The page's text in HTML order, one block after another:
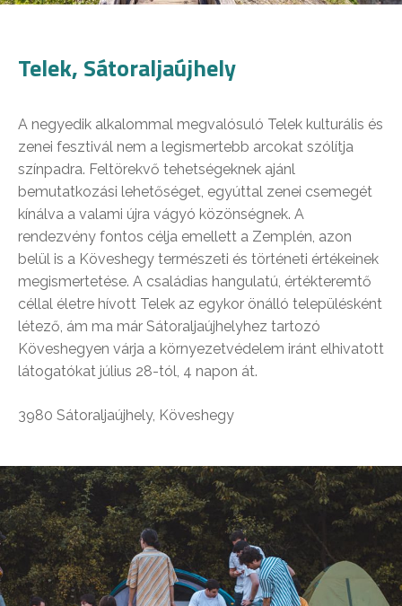
Telek, Sátoraljaújhely
A negyedik alkalommal megvalósuló Telek kulturális és
zenei fesztivál nem a legismertebb arcokat szólítja
színpadra. Feltörekvő tehetségeknek ajánl
bemutatkozási lehetőséget, egyúttal zenei csemegét
kínálva a valami újra vágyó közönségnek. A
rendezvény fontos célja emellett a Zemplén, azon
belül is a Köveshegy természeti és történeti értékeinek
megismertetése. A családias hangulatú, értékteremtő
céllal életre hívott Telek az egykor önálló településként
létező, ám ma már Sátoraljaújhelyhez tartozó
Köveshegyen várja a környezetvédelem iránt elhivatott
látogatókat július 28-tól, 4 napon át.
3980 Sátoraljaújhely, Köveshegy